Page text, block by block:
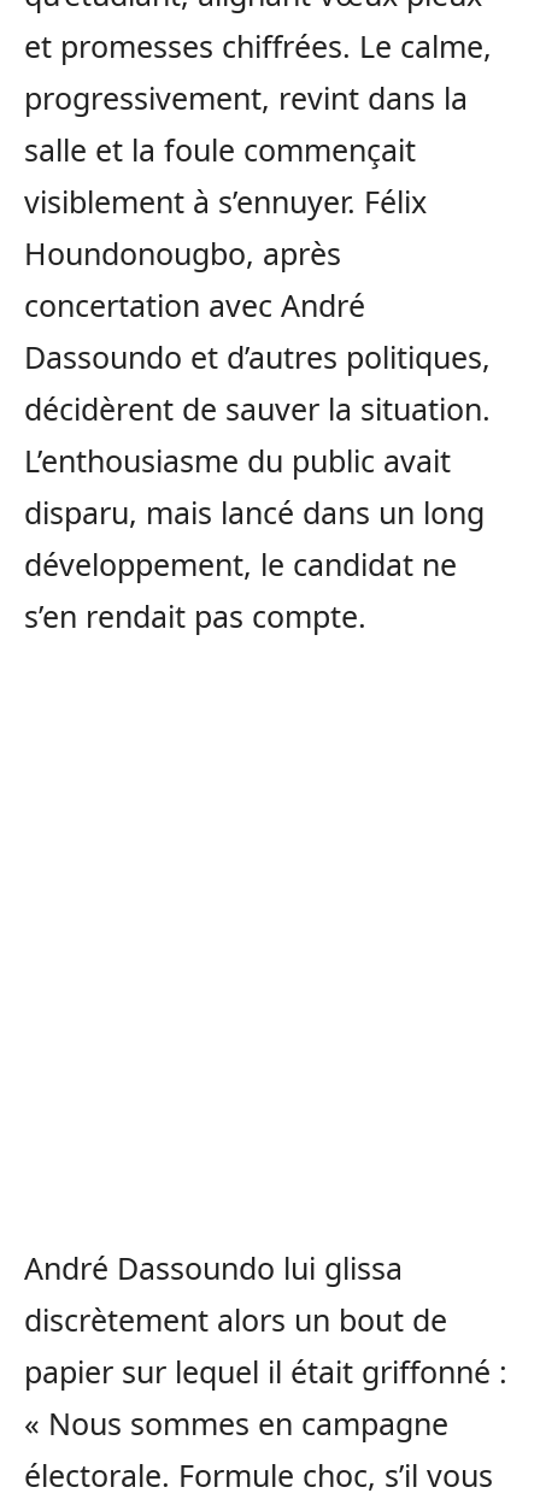
et promesses chiffrées. Le calme,
progressivement, revint dans la
salle et la foule commençait
visiblement à s’ennuyer. Félix
Houndonougbo, après
concertation avec André
Dassoundo et d’autres politiques,
décidèrent de sauver la situation.
L’enthousiasme du public avait
disparu, mais lancé dans un long
développement, le candidat ne
s’en rendait pas compte.
André Dassoundo lui glissa
discrètement alors un bout de
papier sur lequel il était griffonné :
« Nous sommes en campagne
électorale. Formule choc, s’il vous